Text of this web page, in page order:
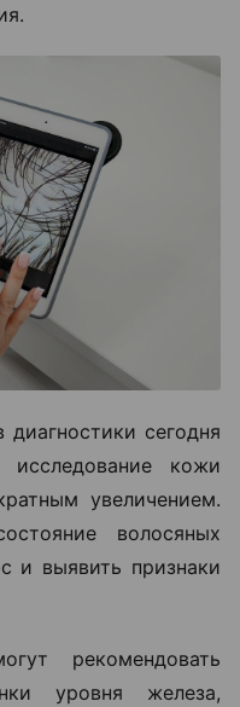
сегодня
кожи
увеличением.
волосяных
и выявить признаки
рекомендовать
уровня железа,